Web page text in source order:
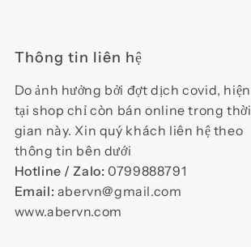
Thông tin liên hệ
Do ảnh hưởng bởi đợt dịch covid, hiện
tại shop chỉ còn bán online trong thời
gian này. Xin quý khách liên hệ theo
thông tin bên dưới
Hotline / Zalo:0799888791
Email: abervn@gmail.com
www.abervn.com